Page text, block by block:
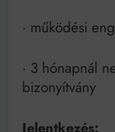
· működési
· 3 hónapnál
bizonyítvány